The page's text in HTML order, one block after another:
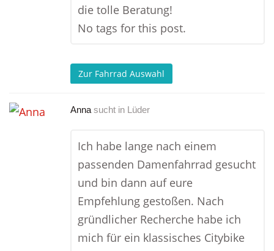
die tolle Beratung!
No tags for this post.
Zur Fahrrad Auswahl
Anna sucht in Lüder
Ich habe lange nach einem
passenden Damenfahrrad gesucht
und bin dann auf eure
Empfehlung gestoßen. Nach
gründlicher Recherche habe ich
mich für ein klassisches Citybike